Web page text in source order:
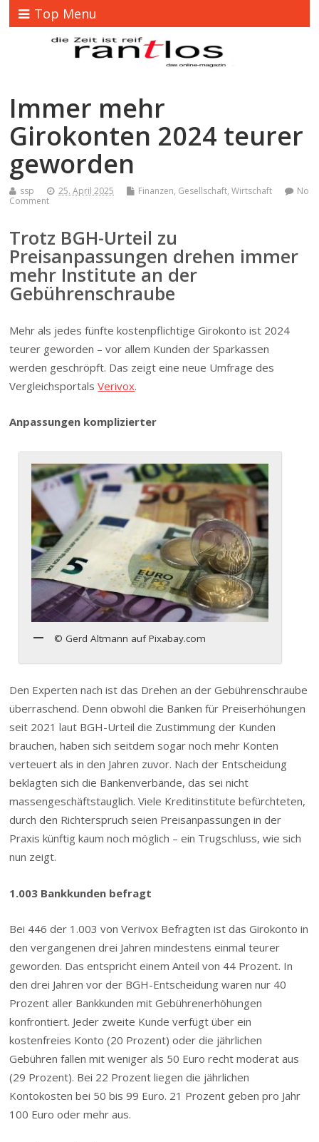
Top Menu
Immer mehr
Girokonten 2024 teurer
geworden
ssp 25. April 2025 Finanzen, Gesellschaft,Wirtschaft
No
Comment
Trotz BGH-Urteil zu
Preisanpassungen drehen immer
mehr Institute an der
Gebührenschraube
Mehr als jedes fünfte kostenpflichtige Girokonto ist 2024
teurer geworden – vor allem Kunden der Sparkassen
werden geschröpft. Das zeigt eine neue Umfrage des
VergleichsportalsVerivox.
Anpassungen komplizierter
© Gerd Altmann auf Pixabay.com
Den Experten nach ist das Drehen an der Gebührenschraube
überraschend. Denn obwohl die Banken für Preiserhöhungen
seit 2021 laut BGH-Urteil die Zustimmung der Kunden
brauchen, haben sich seitdem sogar noch mehr Konten
verteuert als in den Jahren zuvor. Nach der Entscheidung
beklagten sich die Bankenverbände, das sei nicht
massengeschäftstauglich. Viele Kreditinstitute befürchteten,
durch den Richterspruch seien Preisanpassungen in der
Praxis künftig kaum noch möglich – ein Trugschluss, wie sich
nun zeigt.
1.003 Bankkunden befragt
Bei 446 der 1.003 von Verivox Befragten ist das Girokonto in
den vergangenen drei Jahren mindestens einmal teurer
geworden. Das entspricht einem Anteil von 44 Prozent. In
den drei Jahren vor der BGH-Entscheidung waren nur 40
Prozent aller Bankkunden mit Gebührenerhöhungen
konfrontiert. Jeder zweite Kunde verfügt über ein
kostenfreies Konto (20 Prozent) oder die jährlichen
Gebühren fallen mit weniger als 50 Euro recht moderat aus
(29 Prozent). Bei 22 Prozent liegen die jährlichen
Kontokosten bei 50 bis 99 Euro. 21 Prozent geben pro Jahr
100 Euro oder mehr aus.